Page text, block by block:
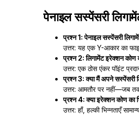
पेनाइल सस्पेंसरी
प्रश्न 1: पेनाइल सस्पेंसरी
उत्तर: यह एक Y-आकार का
प्रश्न 2: लिगामेंट इरेक्शन कोण
उत्तर: एक ठोस एंकर पॉइंट
प्रश्न 3: क्या मैं अपने सस्पेंसरी
उत्तर: आमतौर पर नहीं—जब तक
प्रश्न 4: क्या इरेक्शन कोण का
उत्तर: हाँ, हल्की भिन्नताएँ